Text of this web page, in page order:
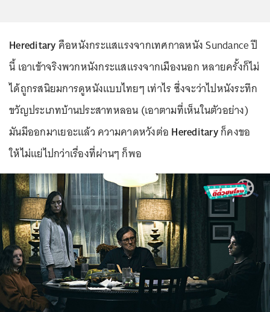
Hereditaryคือหนังกระแสแรงจากเทศกาลหนัง Sundance ปี
นี้ เอาเข้าจริงพวกหนังกระแสแรงจากเมืองนอก หลายครั้งก็ไม่
ได้ถูกรสนิยมการดูหนังแบบไทยๆ เท่าไร ซึ่งจะว่าไปหนังระทึก
ขวัญประเภทบ้านประสาทหลอน (เอาตามที่เห็นในตัวอย่าง)
มันมีออกมาเยอะแล้ว ความคาดหวังต่อ Hereditaryก็คงขอ
ให้ไม่แย่ไปกว่าเรื่องที่ผ่านๆ ก็พอ